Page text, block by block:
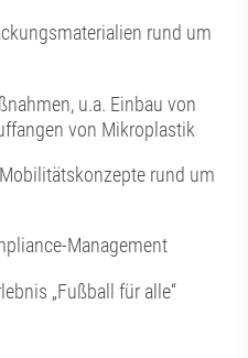
rund um
u.a. Einbau von
von Mikroplastik
rund um
Management
„Fußball für alle“